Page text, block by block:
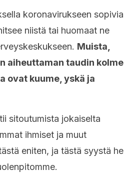
koronavirukseen sopivia
niistä tai huomaat ne
Muista,
aiheuttaman taudin kolme
ovat kuume, yskä ja
sitoutumista jokaiselta
ihmiset ja muut
eniten, ja tästä syystä he